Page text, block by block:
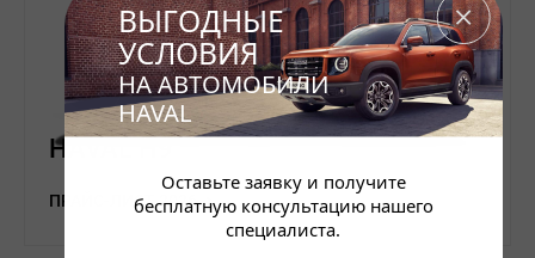
HAVAL H9
ПРАЙС-ЛИСТ 2026
ВЫГОДНЫЕ
УСЛОВИЯ
НА АВТОМОБИЛИ
HAVAL
Оставьте заявку и получите
бесплатную консультацию нашего
специалиста.